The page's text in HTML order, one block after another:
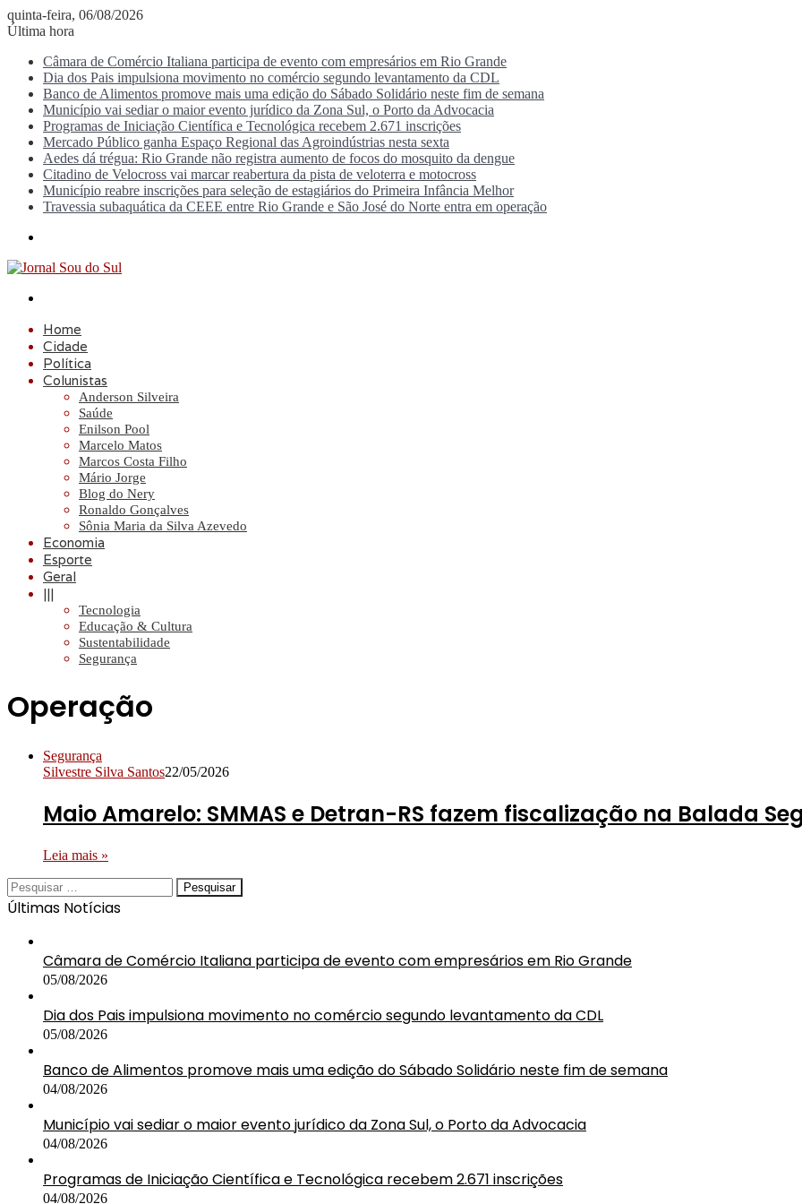
quinta-feira, 06/08/2026
Última hora
Câmara de Comércio Italiana participa de evento com empresários em Rio Grande
Dia dos Pais impulsiona movimento no comércio segundo levantamento da CDL
Banco de Alimentos promove mais uma edição do Sábado Solidário neste fim de semana
Município vai sediar o maior evento jurídico da Zona Sul, o Porto da Advocacia
Programas de Iniciação Científica e Tecnológica recebem 2.671 inscrições
Mercado Público ganha Espaço Regional das Agroindústrias nesta sexta
Aedes dá trégua: Rio Grande não registra aumento de focos do mosquito da dengue
Citadino de Velocross vai marcar reabertura da pista de veloterra e motocross
Município reabre inscrições para seleção de estagiários do Primeira Infância Melhor
Travessia subaquática da CEEE entre Rio Grande e São José do Norte entra em operação
Home
Cidade
Política
Colunistas
Anderson Silveira
Saúde
Enilson Pool
Marcelo Matos
Marcos Costa Filho
Mário Jorge
Blog do Nery
Ronaldo Gonçalves
Sônia Maria da Silva Azevedo
Economia
Esporte
Geral
|||
Tecnologia
Educação & Cultura
Sustentabilidade
Segurança
Operação
Segurança
Silvestre Silva Santos22/05/2026
Maio Amarelo: SMMAS e Detran-RS fazem fiscalização na Balada
Leia mais »
Pesquisar
por:
Últimas Notícias
Câmara de Comércio Italiana participa de evento com empresários em Rio Grande
05/08/2026
Dia dos Pais impulsiona movimento no comércio segundo levantamento da CDL
05/08/2026
Banco de Alimentos promove mais uma edição do Sábado Solidário neste fim de semana
04/08/2026
Município vai sediar o maior evento jurídico da Zona Sul, o Porto da Advocacia
04/08/2026
Programas de Iniciação Científica e Tecnológica recebem 2.671 inscrições
04/08/2026